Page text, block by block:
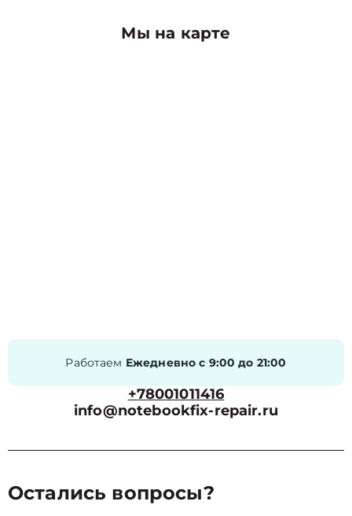
Мы на карте
Работаем Ежедневно с 9:00 до 21:00
+78001011416
info@notebookfix-repair.ru
Остались вопросы?